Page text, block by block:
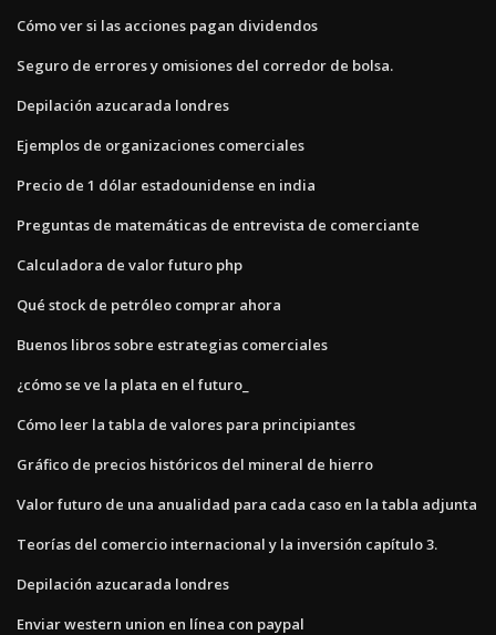
Cómo ver si las acciones pagan dividendos
Seguro de errores y omisiones del corredor de bolsa.
Depilación azucarada londres
Ejemplos de organizaciones comerciales
Precio de 1 dólar estadounidense en india
Preguntas de matemáticas de entrevista de comerciante
Calculadora de valor futuro php
Qué stock de petróleo comprar ahora
Buenos libros sobre estrategias comerciales
¿cómo se ve la plata en el futuro_
Cómo leer la tabla de valores para principiantes
Gráfico de precios históricos del mineral de hierro
Valor futuro de una anualidad para cada caso en la tabla adjunta
Teorías del comercio internacional y la inversión capítulo 3.
Depilación azucarada londres
Enviar western union en línea con paypal